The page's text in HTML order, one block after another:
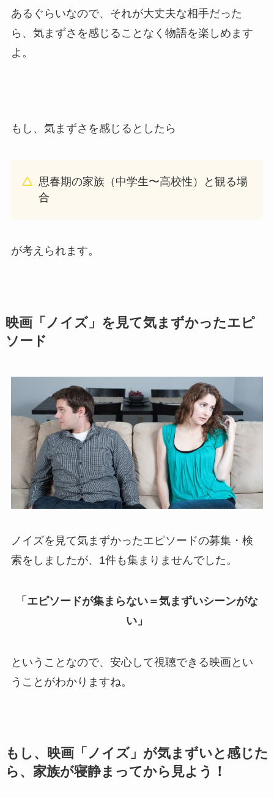
あるぐらいなので、それが大丈夫な相手だった
ら、気まずさを感じることなく物語を楽しめます
よ。
もし、気まずさを感じるとしたら
思春期の家族（中学生〜高校性）と観る場
合
が考えられます。
映画「ノイズ」を見て気まずかったエピ
ソード
ノイズを見て気まずかったエピソードの募集・検
索をしましたが、1件も集まりませんでした。
「エピソードが集まらない＝気まずいシーンがな
い」
ということなので、安心して視聴できる映画とい
うことがわかりますね。
もし、映画「ノイズ」が気まずいと感じた
ら、家族が寝静まってから見よう！